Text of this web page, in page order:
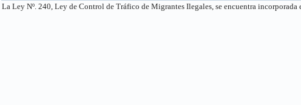
La Ley Nº. 240, Ley de Control de Tráfico de Migrantes Ilegales, se encuentra